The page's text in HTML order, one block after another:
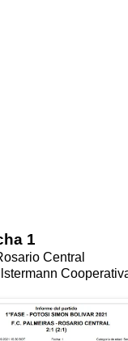
1
Central